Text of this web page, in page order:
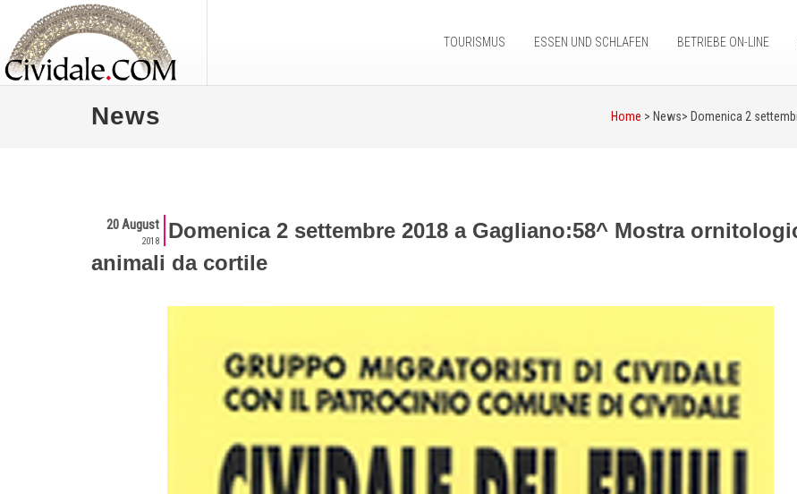
TOURISMUS ESSEN UND SCHLAFEN BETRIEBE ON-LINE
News Home > News> Domenica 2
20 August
2018
Domenica 2 settembre 2018 a Gagliano:58^ Mostra
animali da cortile